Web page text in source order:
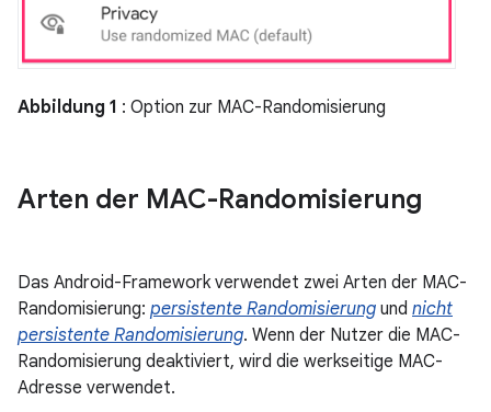
Abbildung 1 : Option zur MAC-Randomisierung
Arten der MAC-Randomisierung
Das Android-Framework verwendet zwei Arten der MAC-
Randomisierung: persistente Randomisierung und nicht
persistente Randomisierung. Wenn der Nutzer die MAC-
Randomisierung deaktiviert, wird die werkseitige MAC-
Adresse verwendet.